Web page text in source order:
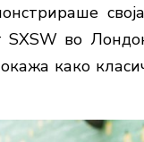
во
како